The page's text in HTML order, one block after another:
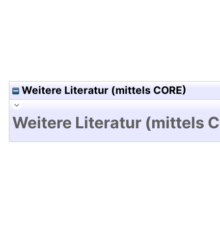
Weitere Literatur (mittels CORE)
Weitere Literatur (mittels